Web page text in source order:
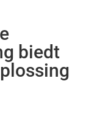
biedt